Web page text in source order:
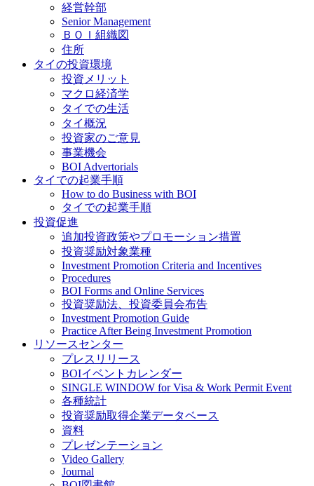
経営幹部
Senior Management
ＢＯＩ組織図
住所
タイの投資環境
投資メリット
マクロ経済学
タイでの生活
タイ概況
投資家のご意見
事業機会
BOI Advertorials
タイでの起業手順
How to do Business with BOI
タイでの起業手順
投資促進
追加投資政策やプロモーション措置
投資奨励対象業種
Investment Promotion Criteria and Incentives
Procedures
BOI Forms and Online Services
投資奨励法、投資委員会布告
Investment Promotion Guide
Practice After Being Investment Promotion
リソースセンター
プレスリリース
BOIイベントカレンダー
SINGLE WINDOW for Visa & Work Permit Event
各種統計
投資奨励取得企業データベース
資料
プレゼンテーション
Video Gallery
Journal